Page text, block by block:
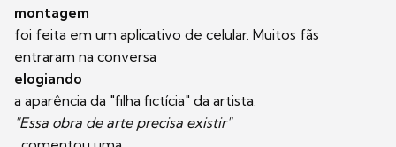
montagem
foi feita em um aplicativo de celular. Muitos fãs
entraram na conversa
elogiando
a aparência da "filha fictícia" da artista.
"Essa obra de arte precisa existir"